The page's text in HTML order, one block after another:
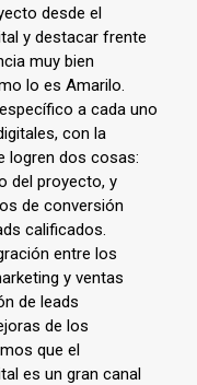
desde el
y destacar frente
muy bien
lo es Amarilo.
a cada uno
con la
logren dos cosas:
del proyecto, y
de conversión
calificados.
entre los
y ventas
de leads
de los
que el
es un gran canal